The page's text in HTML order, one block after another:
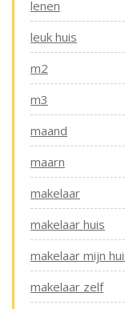
lenen
leuk huis
m2
m3
maand
maarn
makelaar
makelaar huis
makelaar mijn
makelaar zelf